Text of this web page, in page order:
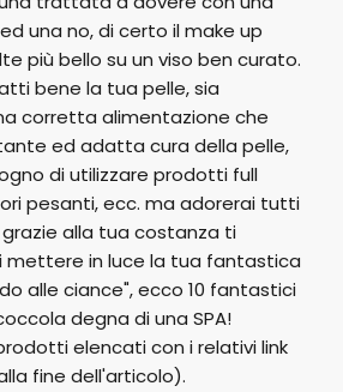
una no, di certo il make up
più bello su un viso ben curato.
bene la tua pelle, sia
corretta alimentazione che
ed adatta cura della pelle,
di utilizzare prodotti full
pesanti, ecc. ma adorerai tutti
alla tua costanza ti
in luce la tua fantastica
alle ciance", ecco 10 fantastici
degna di una SPA!
elencati con i relativi link
fine dell'articolo).